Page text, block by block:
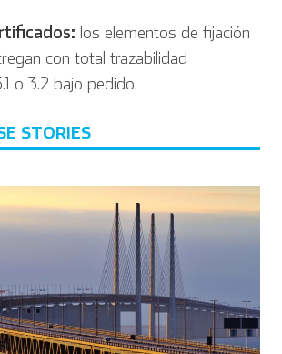
los elementos de fijación
con total trazabilidad
o 3.2 bajo pedido.
STORIES